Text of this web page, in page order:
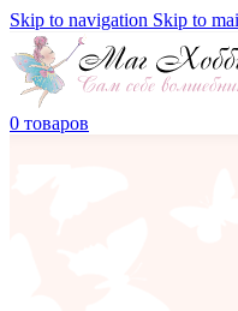
Skip to navigation Skip to
0 товаров